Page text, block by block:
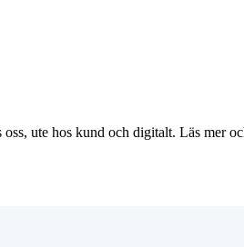
ute hos kund och digitalt. Läs mer